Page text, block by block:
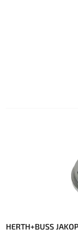
HERTH+BUSS